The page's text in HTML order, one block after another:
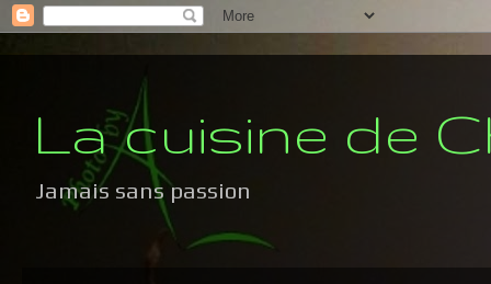
La cuisine de
Jamais sans passion